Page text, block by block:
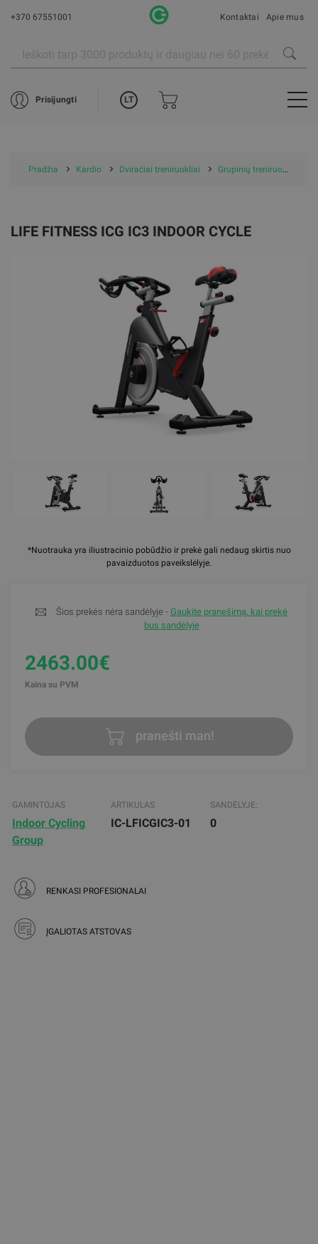
+370 67551001 Kontaktai Apie mus
Prisijungti LT
Pradžia Kardio Dviračiai treniruokliai Grupinių treniruočių dviračiai
*Nuotrauka yra iliustracinio pobūdžio ir prekė gali nedaug skirtis nuo
pavaizduotos paveikslėlyje.
LIFE FITNESS ICG IC3 INDOOR CYCLE
Šios prekės nėra sandėlyje - Gaukite pranešimą, kai prekė
bus sandėlyje
2463.00€
Kaina su PVM
pranešti man!
GAMINTOJAS
Indoor Cycling
Group
ARTIKULAS
IC-LFICGIC3-01
SANDĖLYJE:
0
RENKASI PROFESIONALAI
ĮGALIOTAS ATSTOVAS